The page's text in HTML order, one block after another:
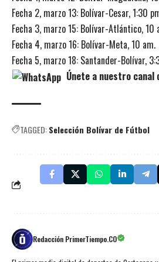
Fecha 2, marzo 13: Bolívar-Cesar, 1:30
Fecha 3, marzo 15: Bolívar-Atlántico, 10
Fecha 4, marzo 16: Bolívar-Meta, 10 am.
Fecha 5, marzo 18: Santander-Bolívar,
Únete a nuestro canal
TAGGED:Selección Bolívar de Fútbol
Redacción PrimerTiempo.CO